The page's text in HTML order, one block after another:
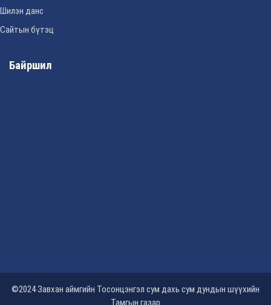
Шилэн данс
Сайтын бүтэц
Байршил
©2024 Завхан аймгийн Тосонцэнгэл сум дахь сум дундын шүүхийн
Тамгын газар